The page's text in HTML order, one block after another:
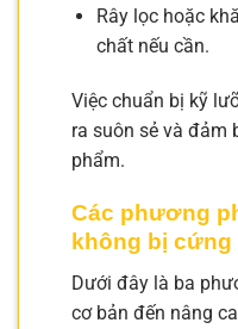
Rây lọc hoặc
chất nếu cần.
Việc chuẩn bị kỹ
ra suôn sẻ và đảm
phẩm.
Các phương
không bị cứng
Dưới đây là ba
cơ bản đến nâng